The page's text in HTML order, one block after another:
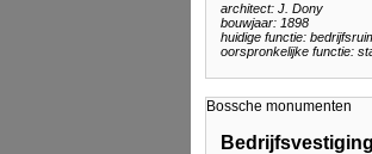
architect: J. Dony
bouwjaar: 1898
huidige functie:
oorspronkelijke functie:
Bossche monumenten